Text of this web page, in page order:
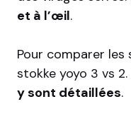
et à l’œil.
Pour comparer les
stokke yoyo 3 vs 2.
y sont détaillées.